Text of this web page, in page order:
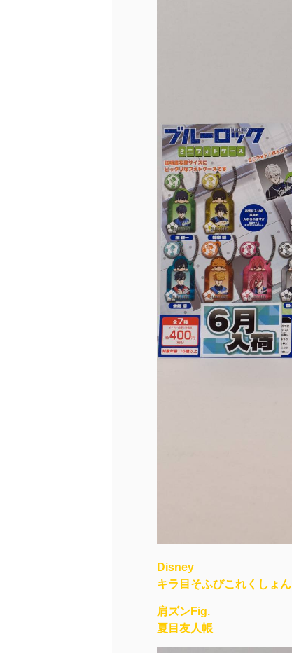
Disney
キラ目そふびこれくしょん
肩ズンFig.
夏目友人帳